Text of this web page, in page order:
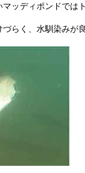
ッディポンドでは
づらく、水馴染み